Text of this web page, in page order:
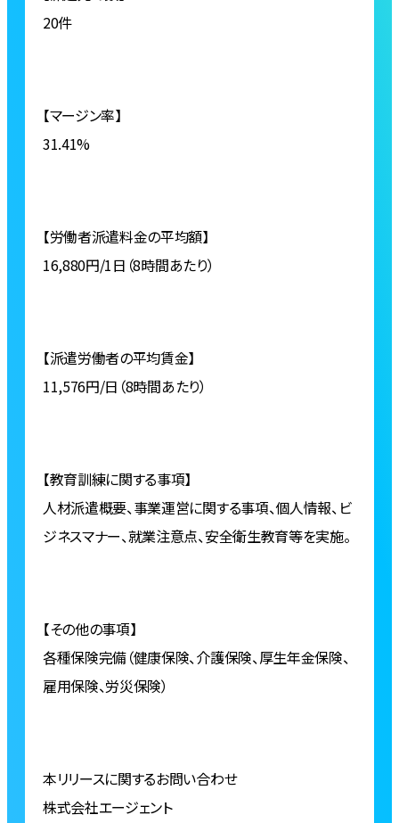
20件
【マージン率】
31.41%
【労働者派遣料金の平均額】
16,880円/1日（8時間あたり）
【派遣労働者の平均賃金】
11,576円/日（8時間あたり）
【教育訓練に関する事項】
人材派遣概要、事業運営に関する事項、個人情報、ビ
ジネスマナー、就業注意点、安全衛生教育等を実施。
【その他の事項】
各種保険完備（健康保険、介護保険、厚生年金保険、
雇用保険、労災保険）
本リリースに関するお問い合わせ
株式会社エージェント